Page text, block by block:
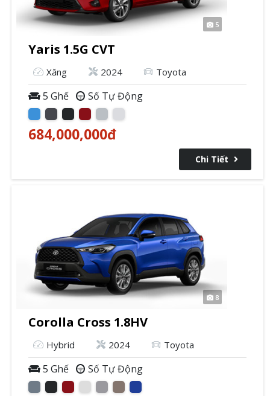
5
Yaris 1.5G CVT
Xăng 2024 Toyota
5 Ghế Số Tự Động
684,000,000đ
Chi Tiết
8
Corolla Cross 1.8HV
Hybrid 2024 Toyota
5 Ghế Số Tự Động